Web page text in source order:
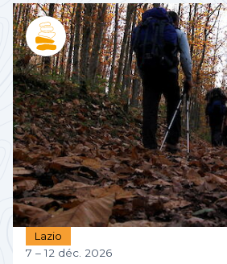
Lazio
7 – 12 déc. 2026